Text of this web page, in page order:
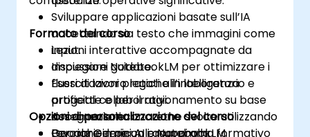
Sviluppare applicazioni basate sull’IA
accettando sia testo che immagini come
input.
Impiegare NotebookLM per ottimizzare i
flussi di lavoro legati all’intelligenza
artificiale e per il ragionamento su base
documentale.
Lavorare in piccoli gruppi alla
Formato del corso
Lezioni interattive accompagnate da
discussioni guidate.
Esercitazioni pratiche in laboratorio e
progetti collaborativi.
Assegnazioni concrethe svolte utilizzando
Google Gemini AI e NotebookLM.
Opzioni di personalizzazione del corso
Per richiedere un programma formativo